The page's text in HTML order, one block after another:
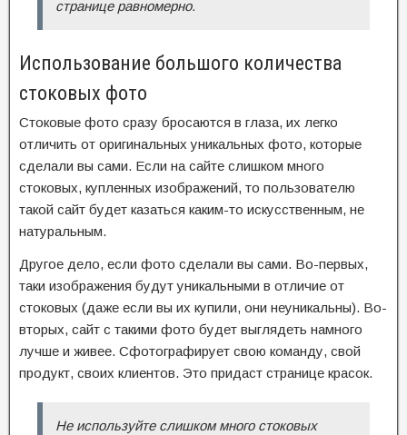
странице равномерно.
Использование большого количества
стоковых фото
Стоковые фото сразу бросаются в глаза, их легко
отличить от оригинальных уникальных фото, которые
сделали вы сами. Если на сайте слишком много
стоковых, купленных изображений, то пользователю
такой сайт будет казаться каким-то искусственным, не
натуральным.
Другое дело, если фото сделали вы сами. Во-первых,
таки изображения будут уникальными в отличие от
стоковых (даже если вы их купили, они неуникальны). Во-
вторых, сайт с такими фото будет выглядеть намного
лучше и живее. Сфотографирует свою команду, свой
продукт, своих клиентов. Это придаст странице красок.
Не используйте слишком много стоковых